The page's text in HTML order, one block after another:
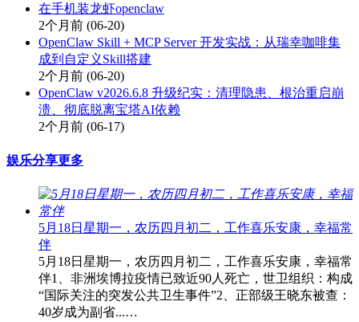
在手机装龙虾openclaw
2个月前 (06-20)
OpenClaw Skill + MCP Server 开发实战：从瑞幸咖啡集
成到自定义Skill搭建
2个月前 (06-20)
OpenClaw v2026.6.8 升级纪实：清理隐患、根治重启崩
溃、彻底脱离宝塔AI依赖
2个月前 (06-17)
娱乐分享更多
5月18日星期一，农历四月初二，工作喜乐安康，幸福常
伴
5月18日星期一，农历四月初二，工作喜乐安康，幸福常
伴1、非洲埃博拉疫情已致近90人死亡，世卫组织：构成
“国际关注的突发公共卫生事件”2、正部级王晓东被查：
40岁成为副省...…